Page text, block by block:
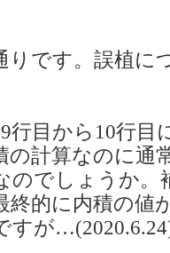
りです。誤植に
行目から10行
の計算なのに通
のでしょうか。
終的に内積の値
すが